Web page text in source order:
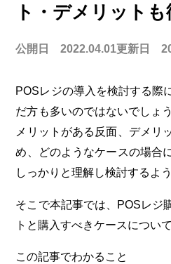
ト・デメリット
公開日 2022.04.01更新日
POSレジの導入を検討する際
だ方も多いのではないでしょ
メリットがある反面、デメリ
め、どのようなケースの場合
しっかりと理解し検討するよ
そこで本記事では、POSレジ
トと購入すべきケースについ
この記事でわかること